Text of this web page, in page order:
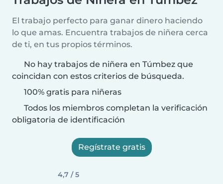
El trabajo perfecto para ganar dinero haciendo
lo que amas. Encuentra trabajos de niñera cerca
de ti, en tus propios términos.
No hay trabajos de niñera en Túmbez que
coincidan con estos criterios de búsqueda.
100% gratis para niñeras
Todos los miembros completan la verificación
obligatoria de identificación
Regístrate gratis
4,7 / 5